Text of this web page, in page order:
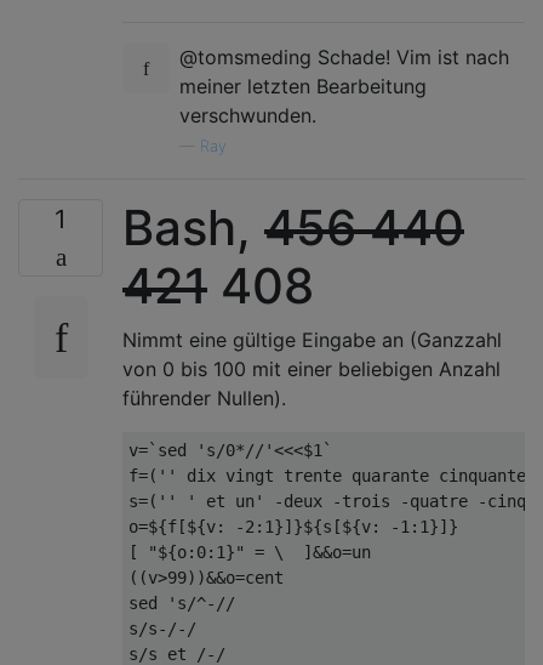
@tomsmeding Schade! Vim ist nach
meiner letzten Bearbeitung
verschwunden.
Ray
1 Bash, 456 440
421 408
Nimmt eine gültige Eingabe an (Ganzzahl
von 0 bis 100 mit einer beliebigen Anzahl
führender Nullen).
v=`sed 's/0*//'<<<$1`
f=( ''
dix vingt trente quarante cinquante
s=( '' ' et un' -deux -trois -quatre -cinq
o=${f [${v: -2 : 1}]}${s [${v: -1 : 1}]}
[
"${o:0:1}" = \ ]&&o=
((v>99))&&o=cent
sed
's/^-//
s/s-/-/
s/s et /-/